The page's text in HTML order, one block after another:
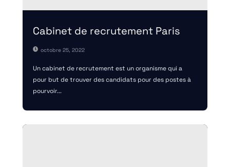
Cabinet de recrutement Paris
octobre 25, 2022
Un cabinet de recrutement est un organisme qui a
pour but de trouver des candidats pour des postes à
pourvoir...